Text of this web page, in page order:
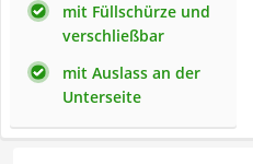
mit Füllschürze und
verschließbar
mit Auslass an der
Unterseite